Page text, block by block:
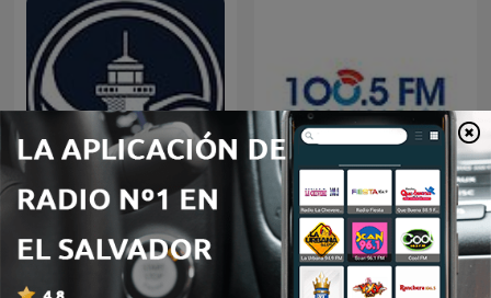
Predicaciones Cristianas Restauracion